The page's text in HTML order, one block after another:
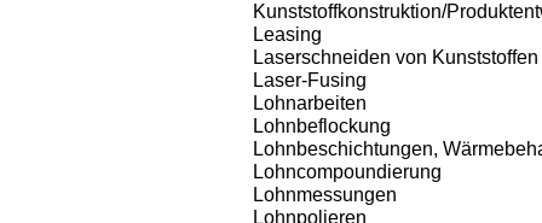
Kunststoffkonstruktion/
Leasing
Laserschneiden von Kunststoffen
Laser-Fusing
Lohnarbeiten
Lohnbeflockung
Lohnbeschichtungen,
Lohncompoundierung
Lohnmessungen
Lohnpolieren